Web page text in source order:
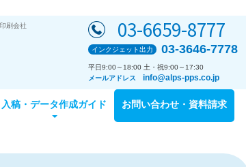
刷会社 03-6659-8777
インクジェット出力 03-3646-7778
平日9:00～18:00 土・祝9:00～17:30
メールアドレス
info@alps-pps.co.jp
入稿・データ作成ガイド お問い合わせ・資料請求